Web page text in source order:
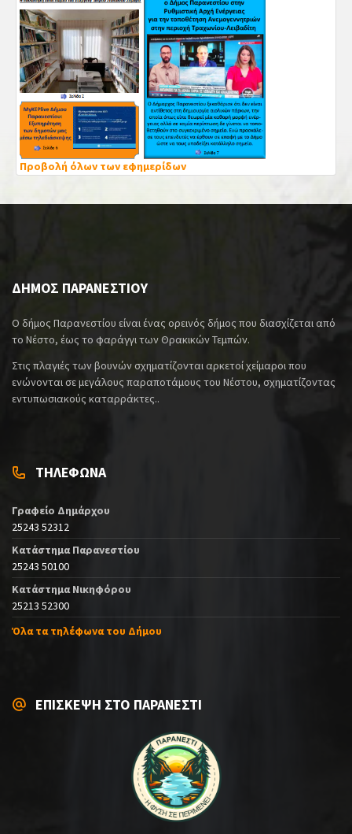
Προβολή όλων των εφημερίδων
ΔΗΜΟΣ ΠΑΡΑΝΕΣΤΙΟΥ
Ο δήμος Παρανεστίου είναι ένας ορεινός δήμος που διασχίζεται από
το Νέστο, έως το φαράγγι των Θρακικών Τεμπών.
Στις πλαγιές των βουνών σχηματίζονται αρκετοί χείμαροι που
ενώνονται σε μεγάλους παραποτάμους του Νέστου, σχηματίζοντας
εντυπωσιακούς καταρράκτες..
ΤΗΛΕΦΩΝΑ
Γραφείο Δημάρχου
25243 52312
Κατάστημα Παρανεστίου
25243 50100
Κατάστημα Νικηφόρου
25213 52300
Όλα τα τηλέφωνα του Δήμου
ΕΠΙΣΚΕΨΗ ΣΤΟ ΠΑΡΑΝΕΣΤΙ